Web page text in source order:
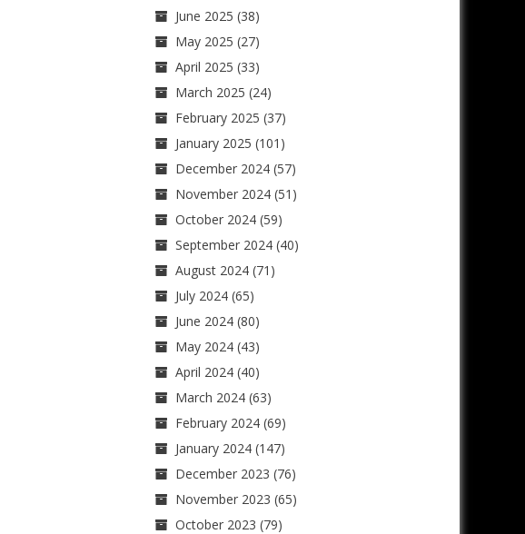
June 2025 (38)
May 2025 (27)
April 2025 (33)
March 2025 (24)
February 2025 (37)
January 2025 (101)
December 2024(57)
November 2024(51)
October 2024(59)
September 2024(40)
August 2024(71)
July 2024(65)
June 2024(80)
May 2024(43)
April 2024(40)
March 2024(63)
February 2024(69)
January 2024(147)
December 2023 (76)
November 2023 (65)
October 2023 (79)